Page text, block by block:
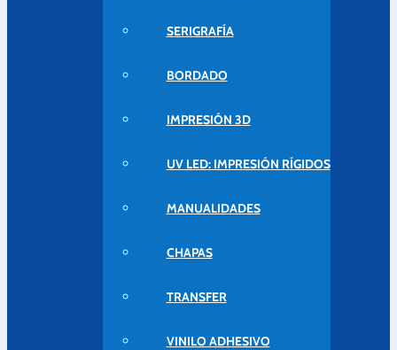
SERIGRAFÍA
BORDADO
IMPRESIÓN 3D
UV LED: IMPRESIÓN RÍGIDOS
MANUALIDADES
CHAPAS
TRANSFER
VINILO ADHESIVO